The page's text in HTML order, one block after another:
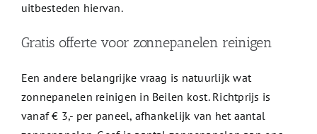
uitbesteden hiervan.
Gratis offerte voor zonnepanelen reinigen
Een andere belangrijke vraag is natuurlijk wat
zonnepanelen reinigen in Beilen kost. Richtprijs is
vanaf € 3,- per paneel, afhankelijk van het aantal